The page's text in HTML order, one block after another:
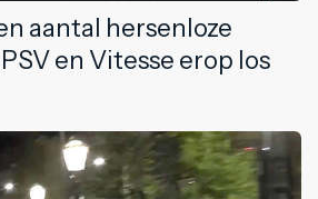
aantal hersenloze
en Vitesse erop los